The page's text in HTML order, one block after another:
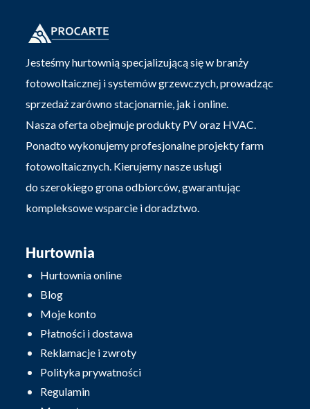
Jesteśmy hurtownią specjalizującą się w branży
fotowoltaicznej i systemów grzewczych, prowadząc
sprzedaż zarówno stacjonarnie, jak i online.
Nasza oferta obejmuje produkty PV oraz HVAC.
Ponadto wykonujemy profesjonalne projekty farm
fotowoltaicznych. Kierujemy nasze usługi
do szerokiego grona odbiorców, gwarantując
kompleksowe wsparcie i doradztwo.
Hurtownia
Hurtownia online
Blog
Moje konto
Płatności i dostawa
Reklamacje i zwroty
Polityka prywatności
Regulamin